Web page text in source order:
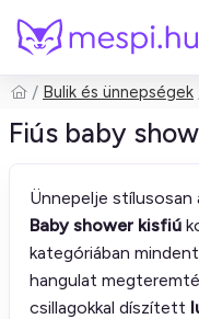
Keresés
Bulik és ünnepségek
Fiús baby
Ünnepelje
Baby shower kisfiú
kategóriában
hangulat
csillagokkal díszített